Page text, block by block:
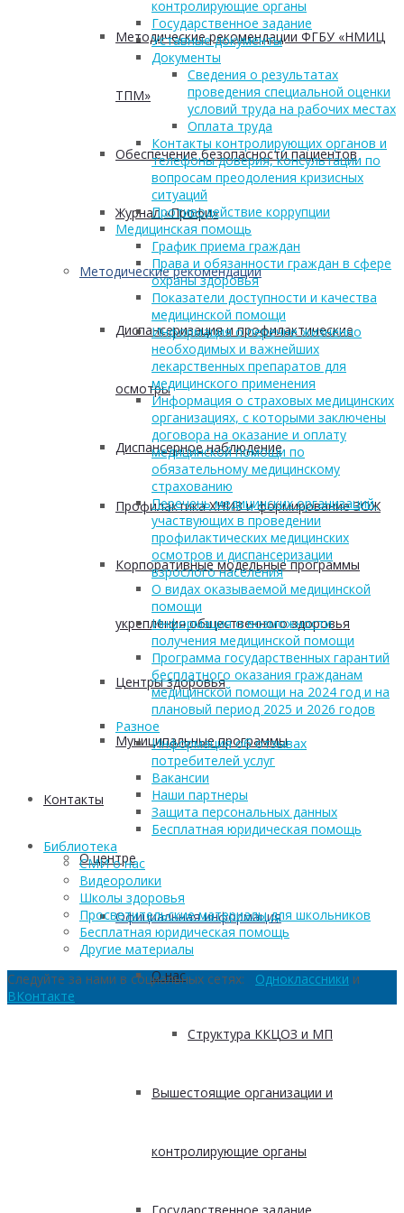
Методические рекомендации ФГБУ «НМИЦ
ТПМ»
Обеспечение безопасности пациентов
Журнал «Профи»
Методические рекомендации
Диспансеризация и профилактические
осмотры
Диспансерное наблюдение
Профилактика ХНИЗ и формирование ЗОЖ
Корпоративные модельные программы
укрепления общественного здоровья
Центры здоровья
Муниципальные программы
Контакты
О центре
Официальная информация
О нас
Структура ККЦОЗ и МП
Вышестоящие организации и
контролирующие органы
контролирующие органы
Государственное задание
Уставные документы
Документы
Сведения о результатах
проведения специальной оценки
условий труда на рабочих местах
Оплата труда
Контакты контролирующих органов и
телефоны доверия, консультации по
вопросам преодоления кризисных
ситуаций
Противодействие коррупции
Медицинская помощь
График приема граждан
Права и обязанности граждан в сфере
охраны здоровья
Показатели доступности и качества
медицинской помощи
Информация о перечне жизненно
необходимых и важнейших
лекарственных препаратов для
медицинского применения
Информация о страховых медицинских
организациях, с которыми заключены
договора на оказание и оплату
медицинской помощи по
обязательному медицинскому
страхованию
Перечень медицинских организаций,
участвующих в проведении
профилактических медицинских
осмотров и диспансеризации
взрослого населения
О видах оказываемой медицинской
помощи
Информация о возможности
получения медицинской помощи
Программа государственных гарантий
бесплатного оказания гражданам
медицинской помощи на 2024 год и на
плановый период 2025 и 2026 годов
Разное
Информация об отзывах
потребителей услуг
Вакансии
Наши партнеры
Защита персональных данных
Бесплатная юридическая помощь
Библиотека
СМИ о нас
Видеоролики
Школы здоровья
Просветительские материалы для школьников
Бесплатная юридическая помощь
Другие материалы
Следуйте за нами в социальных сетях: Одноклассники и
ВКонтакте